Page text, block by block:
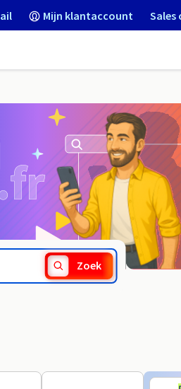
Mijn klantaccount
Zoek